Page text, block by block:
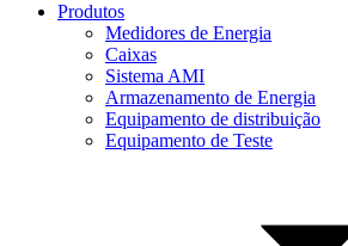
Produtos
Medidores de Energia
Caixas
Sistema AMI
Armazenamento de Energia
Equipamento de distribuição
Equipamento de Teste